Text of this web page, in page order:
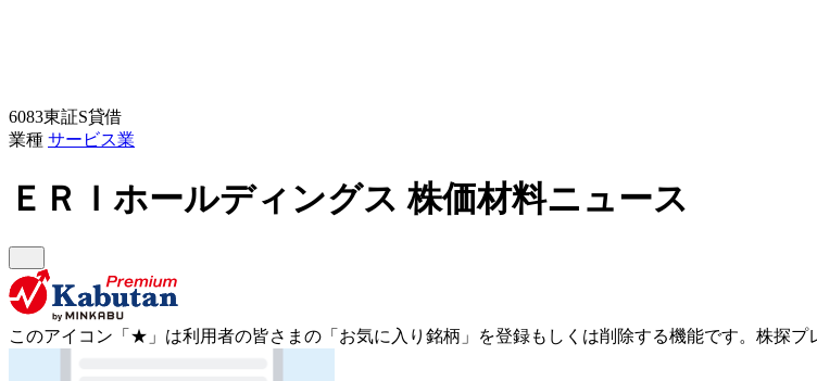
6083東証S貸借
業種 サービス業
ＥＲＩホールディングス株価材料ニュース
このアイコン 「★」 は利用者の皆さまの 「お気に入り銘柄」を登録もしくは削除する機能です。 株探プ